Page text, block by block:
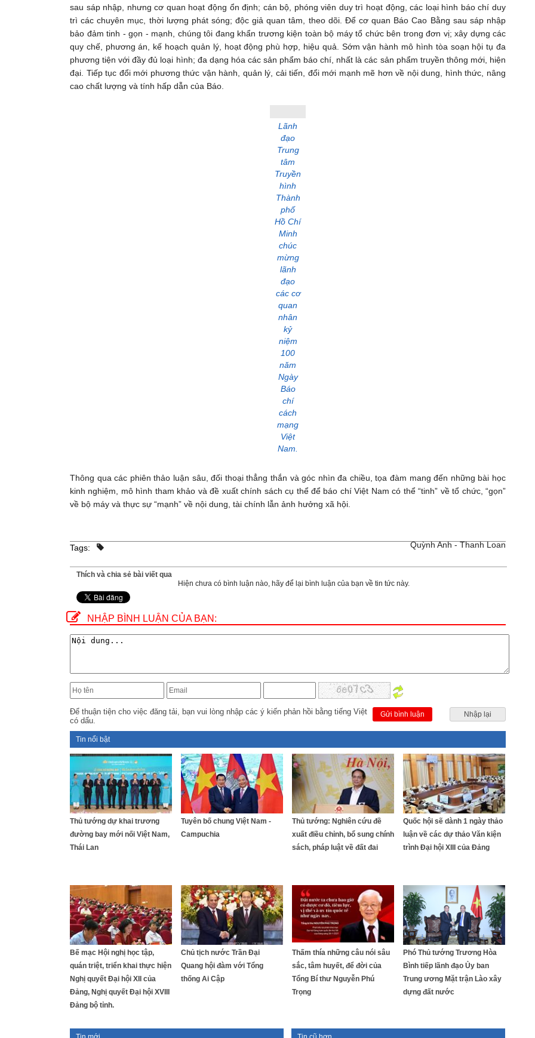
sau sáp nhập, nhưng cơ quan hoạt động ổn định; cán bộ, phóng viên duy trì hoạt động, các loại hình báo chí duy
trì các chuyên mục, thời lượng phát sóng; độc giả quan tâm, theo dõi. Để cơ quan Báo Cao Bằng sau sáp nhập
bảo đảm tinh - gọn - mạnh, chúng tôi đang khẩn trương kiện toàn bộ máy tổ chức bên trong đơn vị; xây dựng các
quy chế, phương án, kế hoạch quản lý, hoạt động phù hợp, hiệu quả. Sớm vận hành mô hình tòa soạn hội tụ đa
phương tiện với đầy đủ loại hình; đa dạng hóa các sản phẩm báo chí, nhất là các sản phẩm truyền thông mới, hiện
đại. Tiếp tục đổi mới phương thức vận hành, quản lý, cải tiến, đổi mới mạnh mẽ hơn về nội dung, hình thức, nâng
cao chất lượng và tính hấp dẫn của Báo.
Lãnh
đạo
Trung
tâm
Truyền
hình
Thành
phố
Hồ Chí
Minh
chúc
mừng
lãnh
đạo
các cơ
quan
nhân
kỷ
niệm
100
năm
Ngày
Báo
chí
cách
mạng
Việt
Nam.
Thông qua các phiên thảo luận sâu, đối thoại thẳng thắn và góc nhìn đa chiều, tọa đàm mang đến những bài học
kinh nghiệm, mô hình tham khảo và đề xuất chính sách cụ thể để báo chí Việt Nam có thể “tinh” về tổ chức, “gọn”
về bộ máy và thực sự “mạnh” về nội dung, tài chính lẫn ảnh hưởng xã hội.
Quỳnh Anh - Thanh Loan
Tags:
Thích và chia sẻ bài viết qua
Hiện chưa có bình luận nào, hãy để lại bình luận của bạn về tin tức này.
NHẬP BÌNH LUẬN CỦA BẠN:
Để thuận tiện cho việc đăng tải, bạn vui lòng nhập các ý kiến phản hồi bằng tiếng Việt
có dấu.
Gửi bình luận Nhập lại
Tin nổi bật
Thủ tướng dự khai trương
đường bay mới nối Việt Nam,
Thái Lan
Tuyên bố chung Việt Nam -
Campuchia
Thủ tướng: Nghiên cứu đề
xuất điều chỉnh, bổ sung chính
sách, pháp luật về đất đai
Quốc hội sẽ dành 1 ngày thảo
luận về các dự thảo Văn kiện
trình Đại hội XIII của Đảng
Bế mạc Hội nghị học tập,
quán triệt, triển khai thực hiện
Nghị quyết Đại hội XII của
Đảng, Nghị quyết Đại hội XVIII
Đảng bộ tỉnh.
Chủ tịch nước Trần Đại
Quang hội đàm với Tổng
thống Ai Cập
Thấm thía những câu nói sâu
sắc, tâm huyết, để đời của
Tổng Bí thư Nguyễn Phú
Trọng
Phó Thủ tướng Trương Hòa
Bình tiếp lãnh đạo Ủy ban
Trung ương Mặt trận Lào xây
dựng đất nước